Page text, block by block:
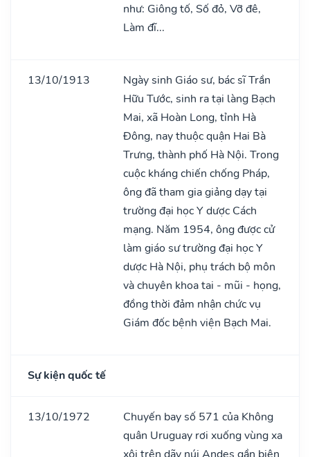
như: Giông tố, Số đỏ, Vỡ đê,
Làm đĩ...
13/10/1913
Ngày sinh Giáo sư, bác sĩ Trần
Hữu Tước, sinh ra tại làng Bạch
Mai, xã Hoàn Long, tỉnh Hà
Đông, nay thuộc quận Hai Bà
Trưng, thành phố Hà Nội. Trong
cuộc kháng chiến chống Pháp,
ông đã tham gia giảng dạy tại
trường đại học Y dược Cách
mạng. Năm 1954, ông được cử
làm giáo sư trường đại học Y
dược Hà Nội, phụ trách bộ môn
và chuyên khoa tai - mũi - họng,
đồng thời đảm nhận chức vụ
Giám đốc bệnh viện Bạch Mai.
Sự kiện quốc tế
13/10/1972
Chuyến bay số 571 của Không
quân Uruguay rơi xuống vùng xa